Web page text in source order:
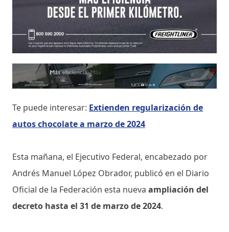
Te puede interesar: Extienden regularización de
autos chocolate a marzo de 2024
Esta mañana, el Ejecutivo Federal, encabezado por
Andrés Manuel López Obrador, publicó en el Diario
Oficial de la Federación esta nueva ampliación del
decreto hasta el 31 de marzo de 2024.